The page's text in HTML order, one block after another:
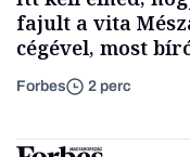
fajult a vita
cégével, most
Forbes 2 perc